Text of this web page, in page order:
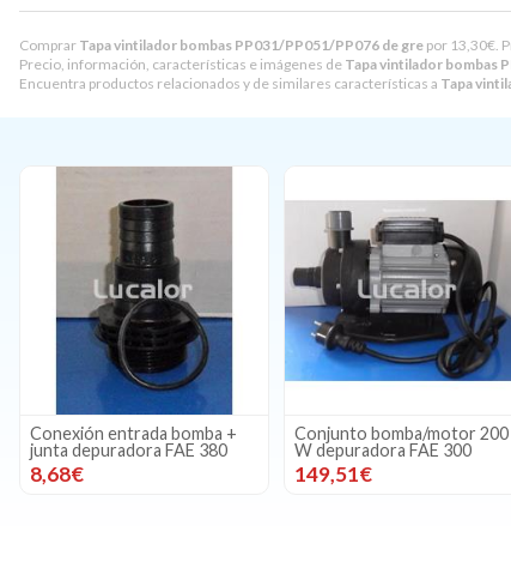
Comprar Tapa vintilador bombas PP031/PP051/PP076 de gre por 13,30€.
Precio, información, características e imágenes de Tapa vintilador bombas
Encuentra productos relacionados y de similares características a Tapa
Conexión entrada bomba +
junta depuradora FAE 380
8,68€
Conjunto bomba/motor 200
W depuradora FAE 300
149,51€